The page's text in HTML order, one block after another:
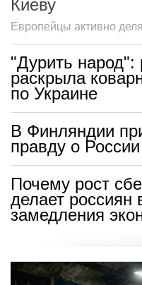
Киеву
Европейцы активно
"Дурить народ":
раскрыла
по Украине
В Финляндии
правду о России
Почему рост
делает россиян
замедления